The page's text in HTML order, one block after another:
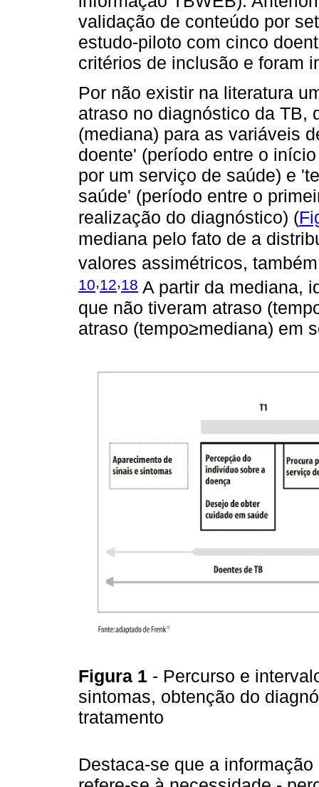
validação de conteúdo por
estudo-piloto com cinco
critérios de inclusão e foram
Por não existir na literatura
atraso no diagnóstico da TB,
(mediana) para as variáveis
doente' (período entre o
por um serviço de saúde) e
saúde' (período entre o
realização do diagnóstico) (
mediana pelo fato de a
valores assimétricos,
10,12,18 A partir da mediana,
que não tiveram atraso
atraso (tempo≥mediana) em
Figura 1 - Percurso e
sintomas, obtenção do
tratamento
Destaca-se que a